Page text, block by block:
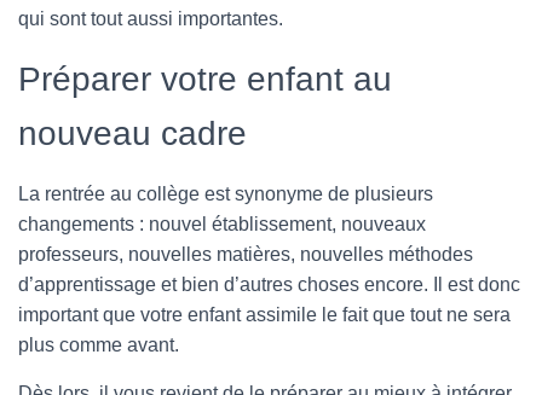
qui sont tout aussi importantes.
Préparer votre enfant au
nouveau cadre
La rentrée au collège est synonyme de plusieurs
changements : nouvel établissement, nouveaux
professeurs, nouvelles matières, nouvelles méthodes
d’apprentissage et bien d’autres choses encore. Il est donc
important que votre enfant assimile le fait que tout ne sera
plus comme avant.